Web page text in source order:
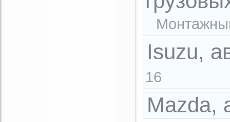
Isuzu,
16
Mazda,